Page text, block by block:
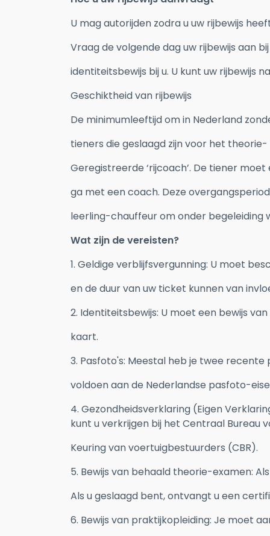
U mag autorijden zodra u uw rijbewijs
Vraag de volgende dag uw rijbewijs aan
identiteitsbewijs bij u. U kunt uw rijbewijs
Geschiktheid van rijbewijs
De minimumleeftijd om in Nederland
tieners die geslaagd zijn voor het
Geregistreerde ‘rijcoach’. De tiener
ga met een coach. Deze
leerling-chauffeur om onder begeleiding
Wat zijn de vereisten?
1. Geldige verblijfsvergunning: U moet
en de duur van uw ticket kunnen van
2. Identiteitsbewijs: U moet een bewijs
kaart.
3. Pasfoto's: Meestal heb je twee
voldoen aan de Nederlandse pasfoto-
4. Gezondheidsverklaring (Eigen
kunt u verkrijgen bij het Centraal Bureau
Keuring van voertuigbestuurders (CBR).
5. Bewijs van behaald theorie-examen:
Als u geslaagd bent, ontvangt u een
6. Bewijs van praktijkopleiding: Je moet